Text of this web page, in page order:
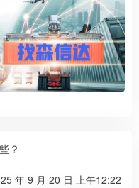
？
年 9 月 20 日 上午12:22